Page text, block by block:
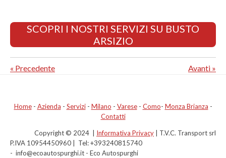
SCOPRI I NOSTRI SERVIZI SU BUSTO
ARSIZIO
« Precedente Avanti »
Home- Azienda - Servizi- Milano - Varese- Como- Monza Brianza -
Contatti
Copyright © 2024 | Informativa Privacy | T.V.C. Transport srl
P.IVA 10954450960 | Tel: +393240815740
- info@ecoautospurghi.it - Eco Autospurghi